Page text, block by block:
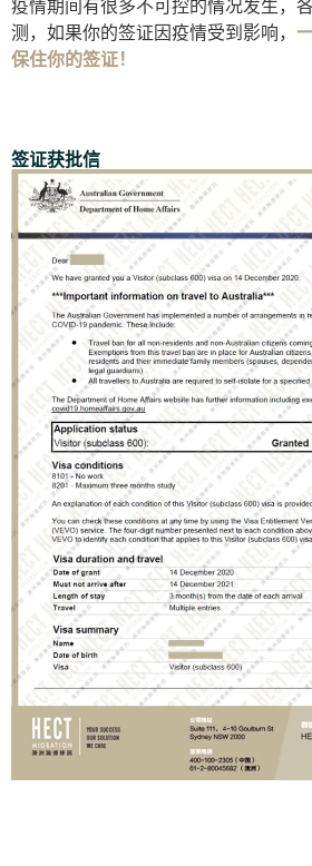
疫情期间有很多不可控的情况发生，
测，如果你的签证因疫情受到影响，
保住你的签证！
签证获批信